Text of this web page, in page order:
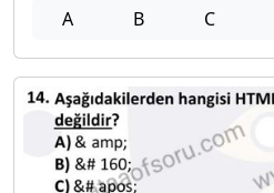
A B C